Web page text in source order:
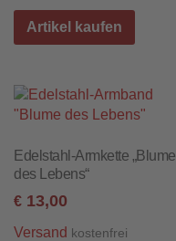
Artikel kaufen
Edelstahl-Armkette „Blume
des Lebens“
€ 13,00
Versand kostenfrei